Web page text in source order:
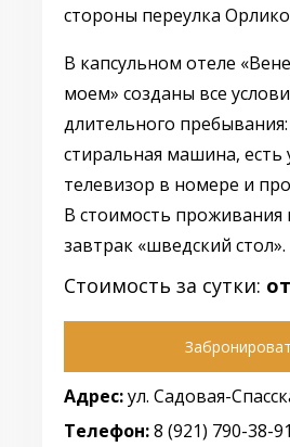
стороны переулка
В капсульном отеле
моем» созданы все
длительного
стиральная машина, есть
телевизор в номере и
В стоимость проживания
завтрак «шведский стол».
Стоимость за сутки:
Адрес:ул. Садовая-
Телефон:8 (921) 790-38-91